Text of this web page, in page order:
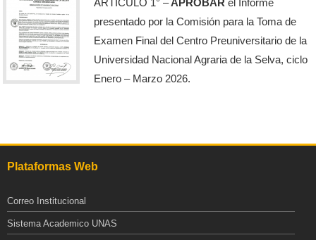
ARTÍCULO 1° –APROBAR el Informe
presentado por la Comisión para la Toma de
Examen Final del Centro Preuniversitario de la
Universidad Nacional Agraria de la Selva, ciclo
Enero – Marzo 2026.
Plataformas Web
Correo Institucional
Sistema Academico UNAS